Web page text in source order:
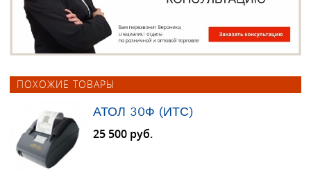
ПОХОЖИЕ ТОВАРЫ
АТОЛ 30Ф (ИТС)
25 500 руб.